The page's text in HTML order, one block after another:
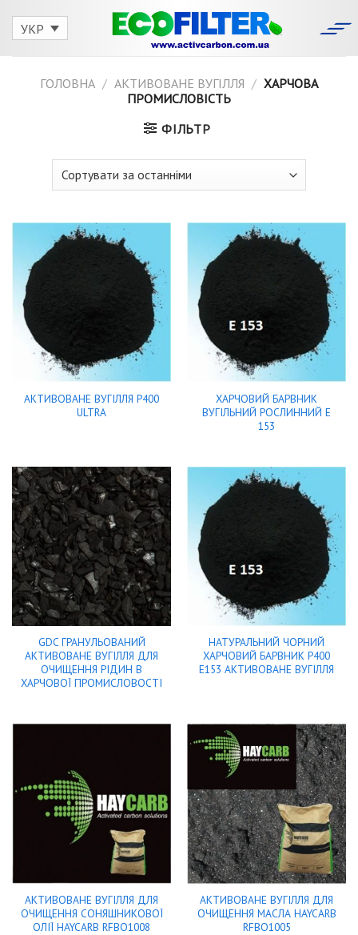
УКР
ГОЛОВНА / АКТИВОВАНЕ ВУГІЛЛЯ / ХАРЧОВА
ПРОМИСЛОВІСТЬ
ФІЛЬТР
АКТИВОВАНЕ ВУГІЛЛЯ Р400
ULTRA
ХАРЧОВИЙ БАРВНИК
ВУГІЛЬНИЙ РОСЛИННИЙ Е
153
GDC ГРАНУЛЬОВАНИЙ
АКТИВОВАНЕ ВУГІЛЛЯ ДЛЯ
ОЧИЩЕННЯ РІДИН В
ХАРЧОВОЇ ПРОМИСЛОВОСТІ
НАТУРАЛЬНИЙ ЧОРНИЙ
ХАРЧОВИЙ БАРВНИК Р400
Е153 АКТИВОВАНЕ ВУГІЛЛЯ
АКТИВОВАНЕ ВУГІЛЛЯ ДЛЯ
ОЧИЩЕННЯ СОНЯШНИКОВОЇ
ОЛІЇ HAYCARB RFBO1008
АКТИВОВАНЕ ВУГІЛЛЯ ДЛЯ
ОЧИЩЕННЯ МАСЛА HAYCARB
RFBO1005